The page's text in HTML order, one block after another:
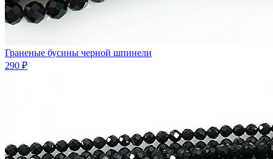
Граненые бусины черной шпинели
290 ₽